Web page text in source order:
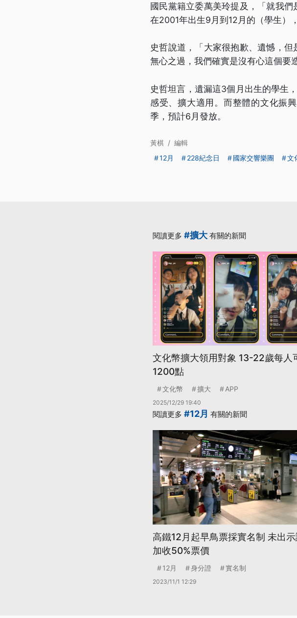
國民黨籍立委萬美玲提及，「就我
在2001年出生9月到12月的（學生）
史哲說道，「大家很抱歉、遺憾，
無心之過，我們確實是沒有心這個要
史哲坦言，遺漏這3個月出生的學生
感受、擴大適用。而整體的文化振
季，預計6月發放。
黃棋 / 編輯
12月
228紀念日 國家交響樂團 文
閱讀更多 #擴大 有關的新聞
文化幣擴大領用對象 13-22歲每人
1200點
文化幣 擴大 APP
2025/12/29 19:40
閱讀更多 #12月 有關的新聞
高鐵12月起早鳥票採實名制 未出
加收50%票價
12月 身分證 實名制
2023/11/1 12:29